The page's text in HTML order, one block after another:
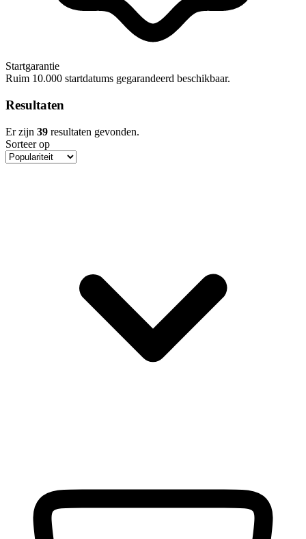
Startgarantie
Ruim 10.000 startdatums gegarandeerd beschikbaar.
Resultaten
Er zijn 39 resultaten gevonden.
Sorteer op